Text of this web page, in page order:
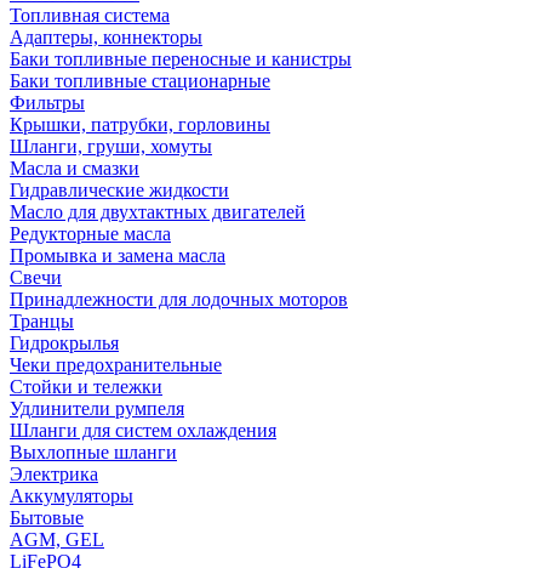
Топливная система
Адаптеры, коннекторы
Баки топливные переносные и канистры
Баки топливные стационарные
Фильтры
Крышки, патрубки, горловины
Шланги, груши, хомуты
Масла и смазки
Гидравлические жидкости
Масло для двухтактных двигателей
Редукторные масла
Промывка и замена масла
Свечи
Принадлежности для лодочных моторов
Транцы
Гидрокрылья
Чеки предохранительные
Стойки и тележки
Удлинители румпеля
Шланги для систем охлаждения
Выхлопные шланги
Электрика
Аккумуляторы
Бытовые
AGM, GEL
LiFePO4